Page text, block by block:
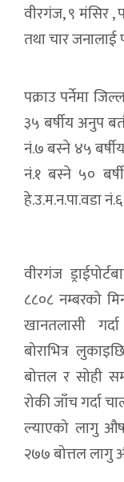
वीरगंज, ९ मंसिर ,
तथा चार जनालाई
पक्राउ पर्नेमा
३५ बर्षीय अनुप
नं.७ बस्ने ४५
नं.१ बस्ने ५०
हे.उ.म.न.पा.वडा
वीरगंज
८८०८ नम्बरको
खानतलासी
बोराभित्र
बोत्तल र सोही
रोकी जाँच गर्दा
ल्याएको लागु
२७७ बोत्तल लागु